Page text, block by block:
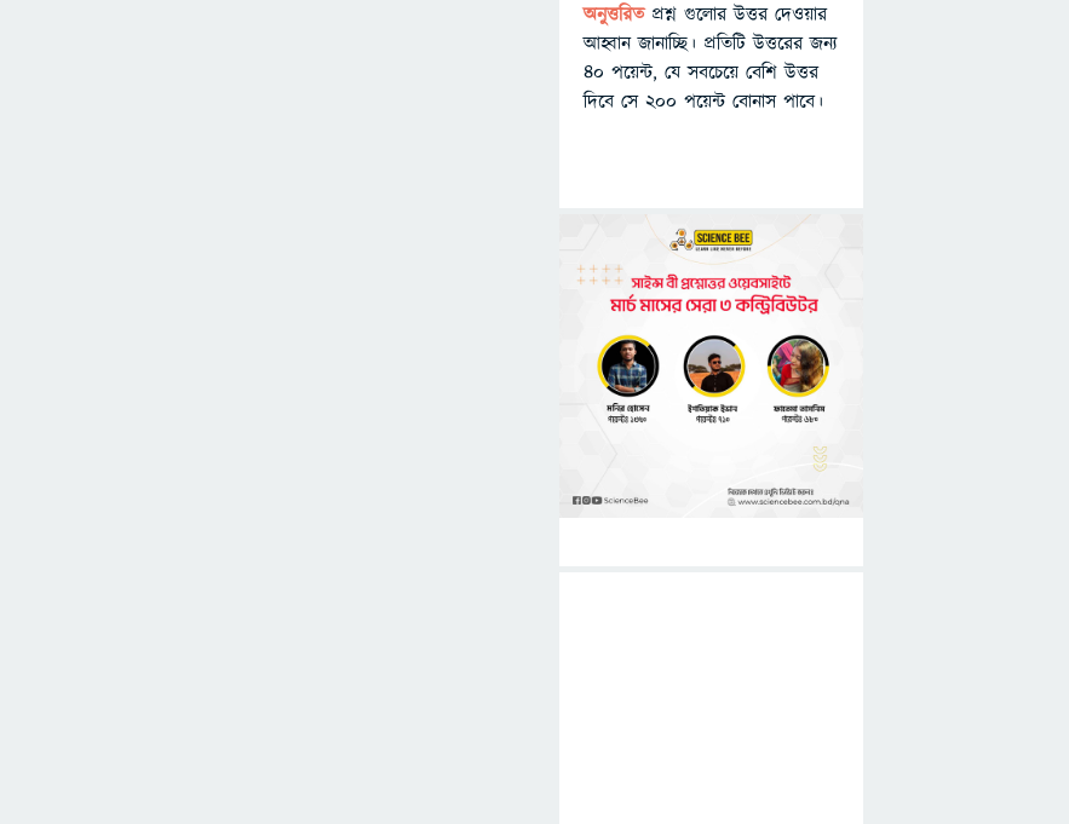
অনুত্তরিত প্রশ্ন গুলোর উত্তর দেওয়ার
আহ্বান জানাচ্ছি। প্রতিটি উত্তরের জন্য
৪০ পয়েন্ট, যে সবচেয়ে বেশি উত্তর
দিবে সে ২০০ পয়েন্ট বোনাস পাবে।